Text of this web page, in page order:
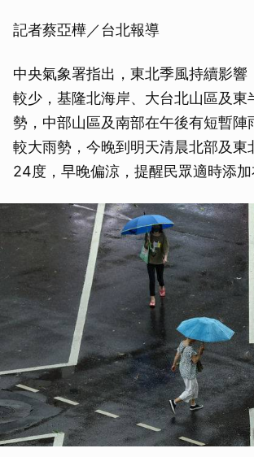
記者蔡亞樺／台北報導
中央氣象署指出，東北季風持續影響
較少，基隆北海岸、大台北山區及東
勢，中部山區及南部在午後有短暫陣
較大雨勢，今晚到明天清晨北部及東
24度，早晚偏涼，提醒民眾適時添加